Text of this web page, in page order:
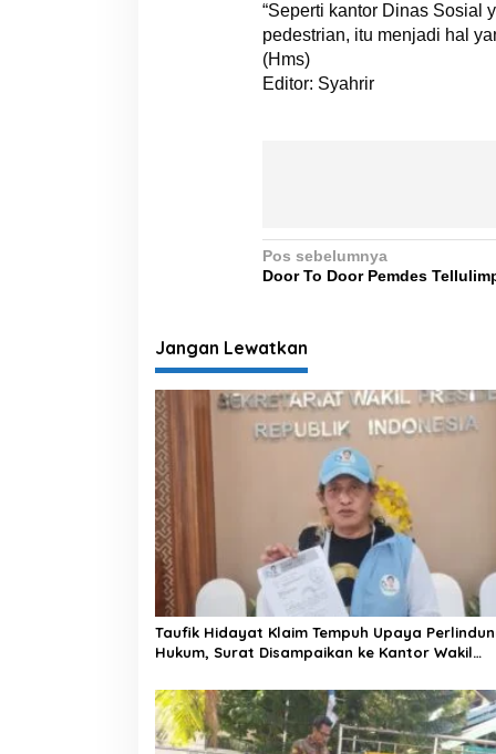
“Seperti kantor Dinas Sosial
pedestrian, itu menjadi hal
(Hms)
Editor: Syahrir
N
a
i
g
a
s
o
s
Pos sebelumnya
Door To Door Pemdes
Jangan Lewatkan
Taufik Hidayat Klaim Tempuh Upaya
Hukum, Surat Disampaikan ke Kantor Wakil